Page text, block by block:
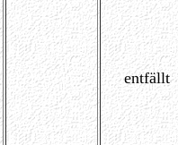
entfällt